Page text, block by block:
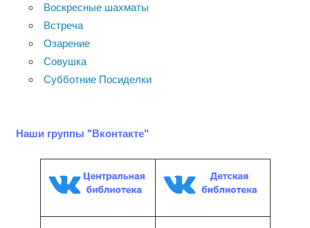
Воскресные шахматы
Встреча
Озарение
Совушка
Субботние Посиделки
Наши группы "Вконтакте"